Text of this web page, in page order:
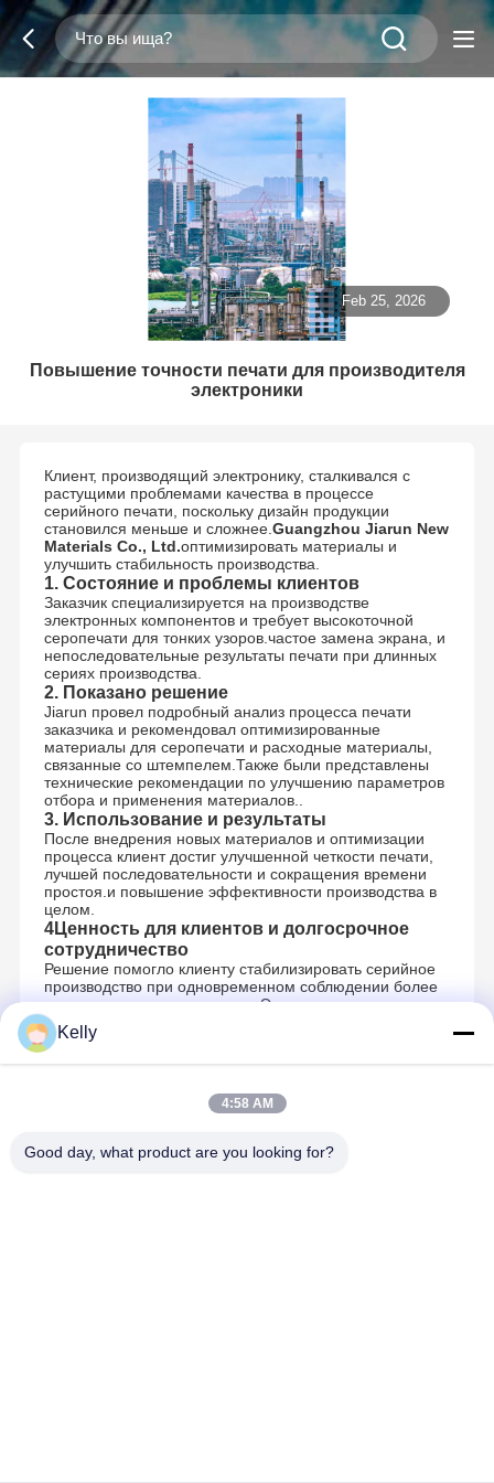
Feb 25, 2026
Повышение точности печати для производителя
электроники
Клиент, производящий электронику, сталкивался с
растущими проблемами качества в процессе
серийного печати, поскольку дизайн продукции
становился меньше и сложнее.Guangzhou Jiarun New
Materials Co., Ltd.оптимизировать материалы и
улучшить стабильность производства.
1. Состояние и проблемы клиентов
Заказчик специализируется на производстве
электронных компонентов и требует высокоточной
серопечати для тонких узоров.частое замена экрана, и
непоследовательные результаты печати при длинных
сериях производства.
2. Показано решение
Jiarun провел подробный анализ процесса печати
заказчика и рекомендовал оптимизированные
материалы для серопечати и расходные материалы,
связанные со штемпелем.Также были представлены
технические рекомендации по улучшению параметров
отбора и применения материалов..
3. Использование и результаты
После внедрения новых материалов и оптимизации
процесса клиент достиг улучшенной четкости печати,
лучшей последовательности и сокращения времени
простоя.и повышение эффективности производства в
целом.
4Ценность для клиентов и долгосрочное
сотрудничество
Решение помогло клиенту стабилизировать серийное
производство при одновременном соблюдении более
высоких стандартов качества.Это успешное
сотрудничество заложило основу для долгосрочного
сотрудничества и дальнейшей оптимизации процессов.
Recommended Products
Kelly
4:58 AM
Good day, what product are you looking for?